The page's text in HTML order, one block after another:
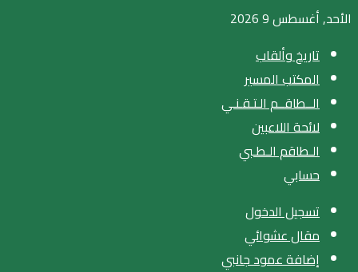
الأحد, أغسطس 9 2026
تاريخ وألقاب
المكتب المسير
الــطاقــم الـتـقـنـي
لائحة اللاعبين
الـطاقم الـطـبي
حسابي
تسجيل الدخول
مقال عشوائي
إضافة عمود جانبي